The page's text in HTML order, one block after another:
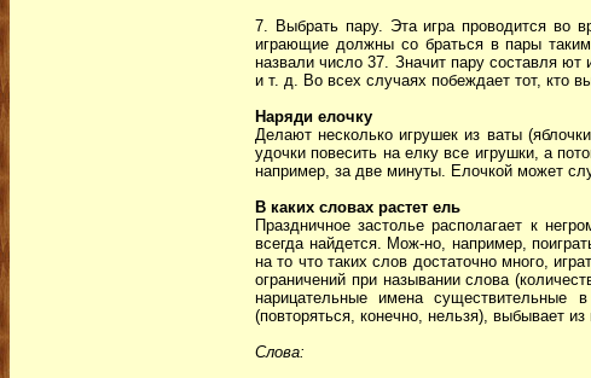
7. Выбрать пару. Эта игра проводится во
играющие должны со браться в пары
назвали число 37. Значит пару составля
и т. д. Во всех случаях побеждает тот, кто
Наряди елочку
Делают несколько игрушек из ваты
удочки повесить на елку все игрушки, а
например, за две минуты. Елочкой может
В каких словах растет ель
Праздничное застолье располагает к
всегда найдется. Мож-но, например,
на то что таких слов достаточно много,
ограничений при назывании слова
нарицательные имена
(повторяться, конечно, нельзя), выбывает
Слова: